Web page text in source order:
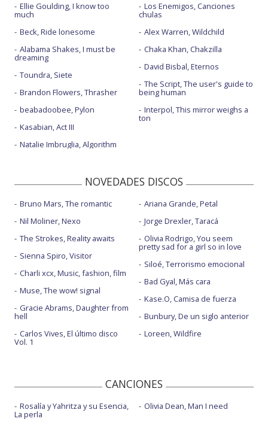
Ellie Goulding, I know too
much
Beck, Ride lonesome
Alabama Shakes, I must be
dreaming
Toundra, Siete
Brandon Flowers, Thrasher
beabadoobee, Pylon
Kasabian, Act III
Natalie Imbruglia, Algorithm
Los Enemigos, Canciones
chulas
Alex Warren, Wildchild
Chaka Khan, Chakzilla
David Bisbal, Eternos
The Script, The user's guide to
being human
Interpol, This mirror weighs a
ton
NOVEDADES DISCOS
Bruno Mars, The romantic
Nil Moliner, Nexo
The Strokes, Reality awaits
Sienna Spiro, Visitor
Charli xcx, Music, fashion, film
Muse, The wow! signal
Gracie Abrams, Daughter from
hell
Carlos Vives, El último disco
Vol. 1
Ariana Grande, Petal
Jorge Drexler, Taracá
Olivia Rodrigo, You seem
pretty sad for a girl so in love
Siloé, Terrorismo emocional
Bad Gyal, Más cara
Kase.O, Camisa de fuerza
Bunbury, De un siglo anterior
Loreen, Wildfire
CANCIONES
Rosalía y Yahritza y su Esencia,
La perla
Olivia Dean, Man I need